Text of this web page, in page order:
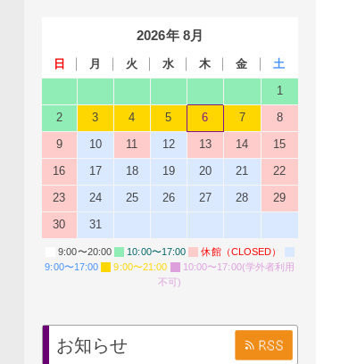
2026年 8月
日 月 火 水 木 金
土
1
2
3 4 5 6 7
8
9
10 11 12 13 14
15
16
17 18 19 20 21
22
23
24 25 26 27 28
29
30
31
9:00〜20:00 10:00〜17:00
休館（CLOSED）
9:00〜17:00
9:00〜21:00
10:00〜17:00(学外者利用
不可)
お知らせ